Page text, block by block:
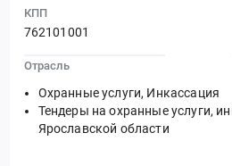
КПП
762101001
Отрасль
Охранные услуги, Инкассация
Тендеры на охранные услуги,
Ярославской области